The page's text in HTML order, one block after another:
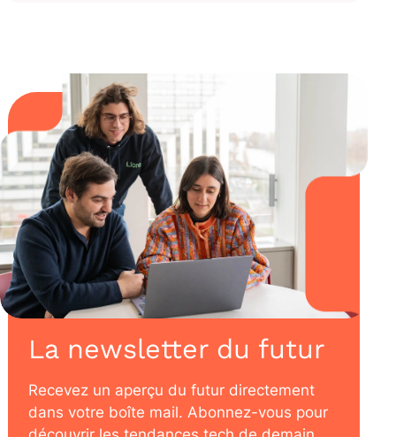
La newsletter du futur
Recevez un aperçu du futur directement
dans votre boîte mail. Abonnez-vous pour